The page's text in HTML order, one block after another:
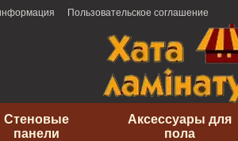
Пользовательское соглашение
Стеновые
панели
Аксессуары для
пола